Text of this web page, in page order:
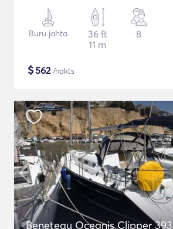
Buru jahta
36 ft
11 m
8
$562/nakts
Beneteau Oceanis Clipper 393